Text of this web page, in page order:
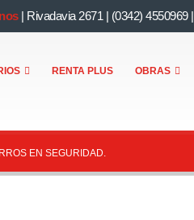
| Rivadavia 2671 | (0342) 4550969|
RENTA PLUS OBRAS
EN SEGURIDAD.